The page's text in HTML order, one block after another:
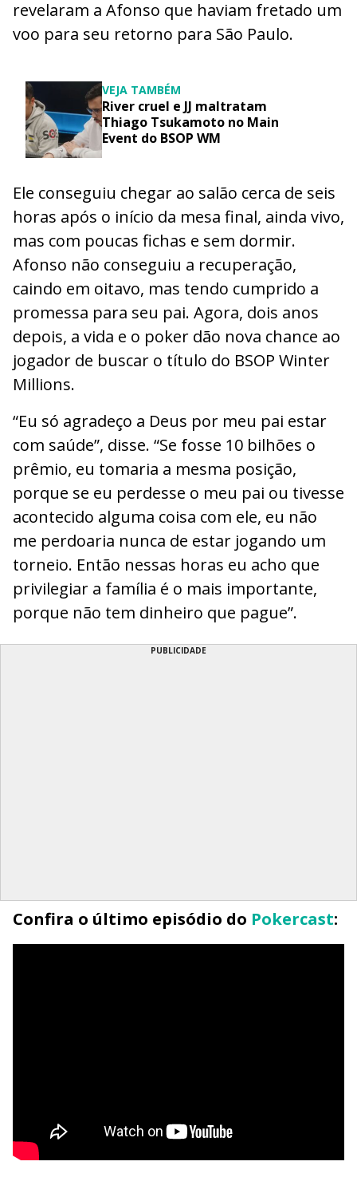
revelaram a Afonso que haviam fretado um
voo para seu retorno para São Paulo.
VEJA TAMBÉM
River cruel e JJ maltratam
Thiago Tsukamoto no Main
Event do BSOP WM
Ele conseguiu chegar ao salão cerca de seis
horas após o início da mesa final, ainda vivo,
mas com poucas fichas e sem dormir.
Afonso não conseguiu a recuperação,
caindo em oitavo, mas tendo cumprido a
promessa para seu pai. Agora, dois anos
depois, a vida e o poker dão nova chance ao
jogador de buscar o título do BSOP Winter
Millions.
“Eu só agradeço a Deus por meu pai estar
com saúde”, disse. “Se fosse 10 bilhões o
prêmio, eu tomaria a mesma posição,
porque se eu perdesse o meu pai ou tivesse
acontecido alguma coisa com ele, eu não
me perdoaria nunca de estar jogando um
torneio. Então nessas horas eu acho que
privilegiar a família é o mais importante,
porque não tem dinheiro que pague”.
PUBLICIDADE
Confira o último episódio do Pokercast: